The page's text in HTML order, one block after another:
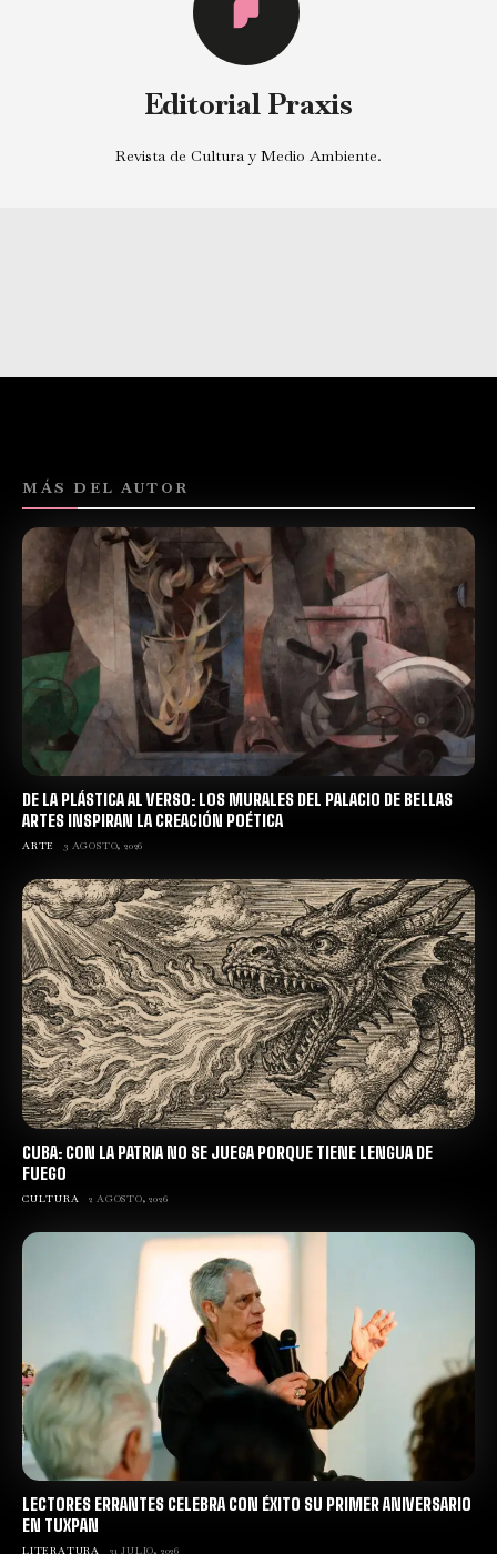
Editorial Praxis
Revista de Cultura y Medio Ambiente.
MÁS DEL AUTOR
DE LA PLÁSTICA AL VERSO: LOS MURALES DEL PALACIO DE BELLAS
ARTES INSPIRAN LA CREACIÓN POÉTICA
ARTE 3 AGOSTO, 2026
CUBA: CON LA PATRIA NO SE JUEGA PORQUE TIENE LENGUA DE
FUEGO
CULTURA 2 AGOSTO, 2026
LECTORES ERRANTES CELEBRA CON ÉXITO SU PRIMER ANIVERSARIO
EN TUXPAN
LITERATURA 31 JULIO, 2026